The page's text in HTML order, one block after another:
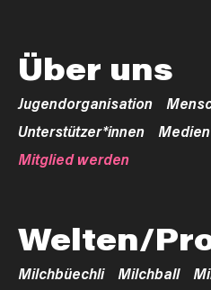
Über uns
Jugendorganisation
Unterstützer*innen
Medien
Mitglied werden
Welten/
Milchbüechli Milchball